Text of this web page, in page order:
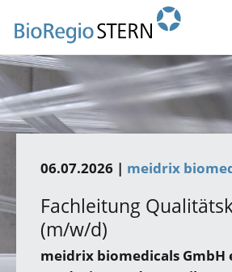
zum
Inhalt
06.07.2026 | meidrix
Fachleitung
(m/w/d)
meidrix biomedicals GmbH